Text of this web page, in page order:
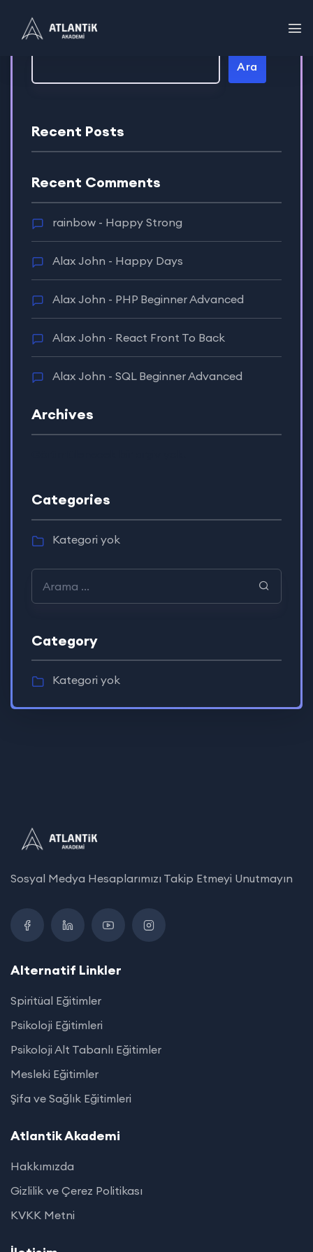
Ara
Ara
Recent Posts
Recent Comments
rainbow - Happy Strong
Alax John - Happy Days
Alax John - PHP Beginner Advanced
Alax John - React Front To Back
Alax John - SQL Beginner Advanced
Archives
Categories
Kategori yok
Category
Kategori yok
Sosyal Medya Hesaplarımızı Takip Etmeyi Unutmayın
Alternatif Linkler
Spiritüal Eğitimler
Psikoloji Eğitimleri
Psikoloji Alt Tabanlı Eğitimler
Mesleki Eğitimler
Şifa ve Sağlık Eğitimleri
Atlantik Akademi
Hakkımızda
Gizlilik ve Çerez Politikası
KVKK Metni